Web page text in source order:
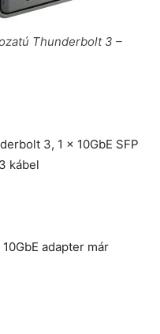
Thunderbolt 3 –
3, 1 x 10GbE SFP
kábel
adapter már